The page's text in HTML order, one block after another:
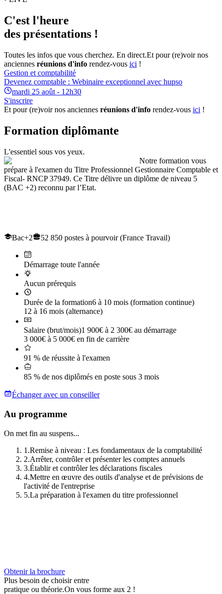
C'est l'heure
des présentations !
Toutes les infos que vous cherchez. En direct.Et pour (re)voir nos
anciennes réunions d'info rendez-vous ici !
Gestion et comptabilité
Devenez comptable : Webinaire exceptionnel avec hupso
mardi 25 août - 12h30
S'inscrire
Et pour (re)voir nos anciennes réunions d'info rendez-vous ici !
Formation diplômante
L'essentiel sous vos yeux.
Notre formation vous
prépare à l'examen du Titre Professionnel Gestionnaire Comptable et
Fiscal- RNCP 37949. Ce Titre délivre un diplôme de niveau 5
(BAC +2) reconnu par l’Etat.
Bac+2 52 850 postes à pourvoir (France Travail)
Démarrage toute l'année
Aucun prérequis
Durée de la formation6 à 10 mois (formation continue)
12 à 16 mois (alternance)
Salaire (brut/mois)1 900€ à 2 300€ au démarrage
3 000€ à 5 000€ en fin de carrière
91 % de réussite à l'examen
85 % de nos diplômés en poste sous 3 mois
Échanger avec un conseiller
Au programme
On met fin au suspens...
1 .Remise à niveau : Les fondamentaux de la comptabilité
2.Arrêter, contrôler et présenter les comptes annuels
3.Établir et contrôler les déclarations fiscales
4.Mettre en œuvre des outils d'analyse et de prévisions de
l'activité de l'entreprise
5.La préparation à l'examen du titre professionnel
Obtenir la brochure
Plus besoin de choisir entre
pratique ou théorie.On vous forme aux 2 !